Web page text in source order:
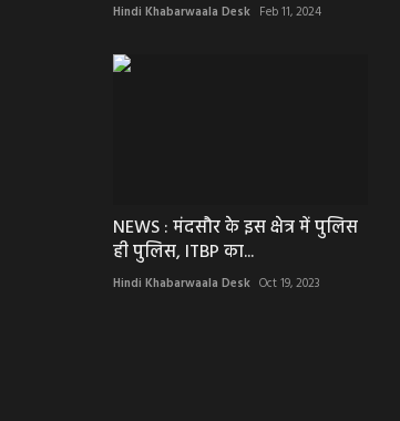
Hindi Khabarwaala Desk Feb 11, 2024
NEWS : मंदसौर के इस क्षेत्र में पुलिस
ही पुलिस, ITBP का...
Hindi Khabarwaala Desk Oct 19, 2023